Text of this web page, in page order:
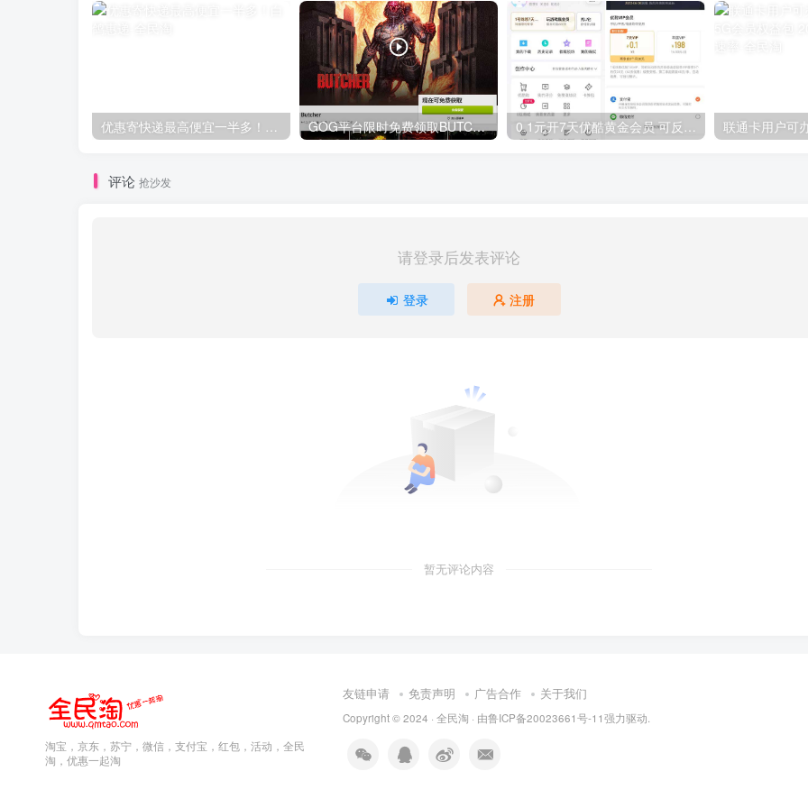
优惠寄快递最高便宜一半多！白鸽惠递 GOG平台限时免费领取BUTCHER（屠夫） 0.1元开7天优酷黄金会员 可反复开通需要关闭自动续费
评论 抢沙发
请登录后发表评论
登录 注册
暂无评论内容
淘宝，京东，苏宁，微信，支付宝，红包，活动，全民
淘，优惠一起淘
友链申请 免责声明 广告合作 关于我们
Copyright © 2024 · 全民淘 · 由鲁ICP备20023661号-11强力驱动.